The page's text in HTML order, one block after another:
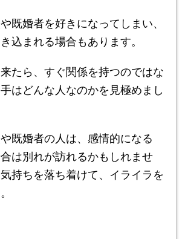
既婚者を好きになってしまい、
込まれる場合もあります。
たら、すぐ関係を持つのではな
はどんな人なのかを見極めまし
既婚者の人は、感情的になる
は別れが訪れるかもしれませ
持ちを落ち着けて、イライラを